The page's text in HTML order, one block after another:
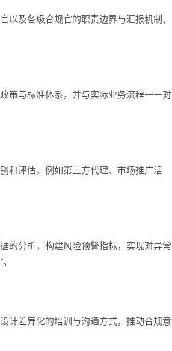
以及各级合规官的职责边界与汇报机制，
策与标准体系，并与实际业务流程一一对
和评估，例如第三方代理、市场推广活
的分析，构建风险预警指标，实现对异常
计差异化的培训与沟通方式，推动合规意